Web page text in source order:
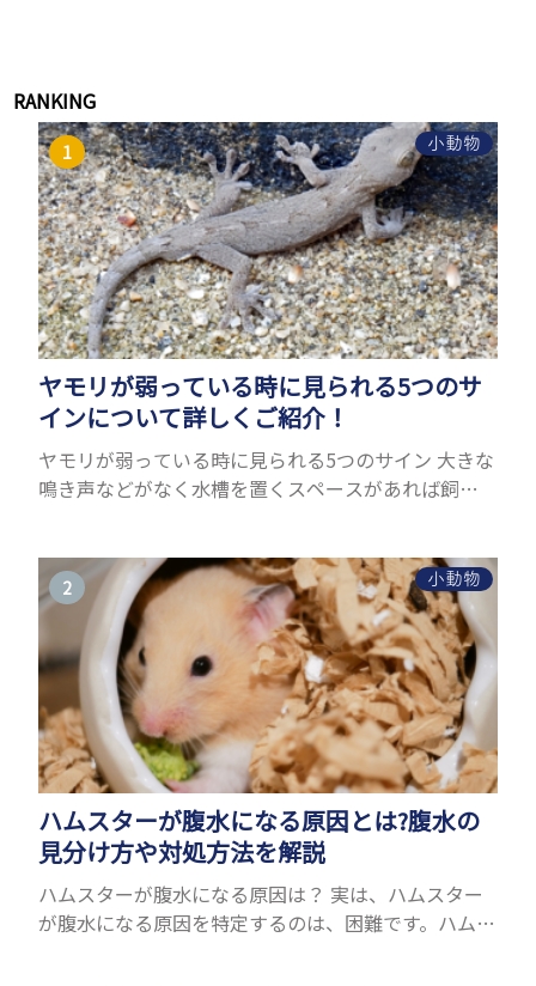
RANKING
小動物
ヤモリが弱っている時に見られる5つのサ
インについて詳しくご紹介！
ヤモリが弱っている時に見られる5つのサイン 大きな
鳴き声などがなく水槽を置くスペースがあれば飼う
でしょうか...
小動物
ハムスターが腹水になる原因とは?腹水の
見分け方や対処方法を解説
ハムスターが腹水になる原因は？ 実は、ハムスター
が腹水になる原因を特定するのは、困難です。ハムス